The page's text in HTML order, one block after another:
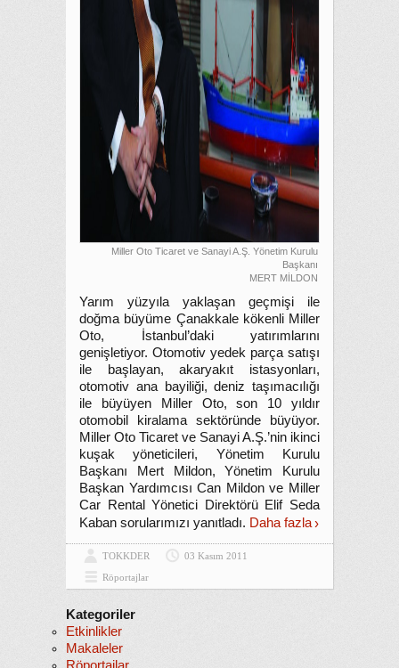
Miller Oto Ticaret ve Sanayi A.Ş. Yönetim Kurulu
Başkanı
MERT MİLDON
Yarım yüzyıla yaklaşan geçmişi ile
doğma büyüme Çanakkale kökenli Miller
Oto, İstanbul’daki yatırımlarını
genişletiyor. Otomotiv yedek parça satışı
ile başlayan, akaryakıt istasyonları,
otomotiv ana bayiliği, deniz taşımacılığı
ile büyüyen Miller Oto, son 10 yıldır
otomobil kiralama sektöründe büyüyor.
Miller Oto Ticaret ve Sanayi A.Ş.’nin ikinci
kuşak yöneticileri, Yönetim Kurulu
Başkanı Mert Mildon, Yönetim Kurulu
Başkan Yardımcısı Can Mildon ve Miller
Car Rental Yönetici Direktörü Elif Seda
Kaban sorularımızı yanıtladı. Daha fazla
TOKKDER
03 Kasım 2011
Röportajlar
Kategoriler
Etkinlikler
Makaleler